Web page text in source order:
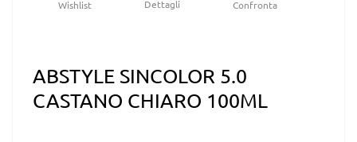
Wishlist Dettagli Confronta
ABSTYLE SINCOLOR 5.0
CASTANO CHIARO 100ML